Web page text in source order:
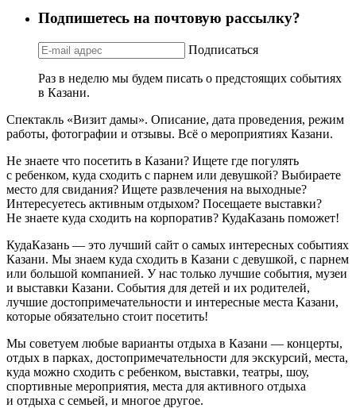
Подпишетесь на почтовую рассылку?
Подписаться
Раз в неделю мы будем писать о предстоящих событиях
в Казани.
Спектакль «Визит дамы». Описание, дата проведения, режим
работы, фотографии и отзывы. Всё о мероприятиях Казани.
Не знаете что посетить в Казани? Ищете где погулять
с ребенком, куда сходить с парнем или девушкой? Выбираете
место для свидания? Ищете развлечения на выходные?
Интересуетесь активным отдыхом? Посещаете выставки?
Не знаете куда сходить на корпоратив? КудаКазань поможет!
КудаКазань — это лучший сайт о самых интересных событиях
Казани. Мы знаем куда сходить в Казани с девушкой, с парнем
или большой компанией. У нас только лучшие события, музеи
и выставки Казани. События для детей и их родителей,
лучшие достопримечательности и интересные места Казани,
которые обязательно стоит посетить!
Мы советуем любые варианты отдыха в Казани — концерты,
отдых в парках, достопримечательности для экскурсий, места,
куда можно сходить с ребенком, выставки, театры, шоу,
спортивные мероприятия, места для активного отдыха
и отдыха с семьей, и многое другое.